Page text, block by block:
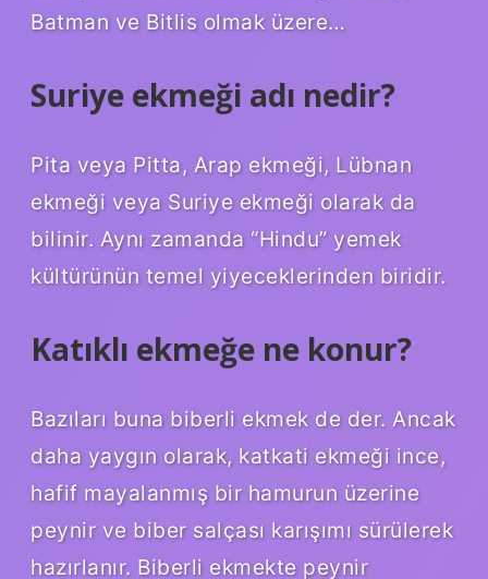
Batman ve Bitlis olmak üzere…
Suriye ekmeği adı nedir?
Pita veya Pitta, Arap ekmeği, Lübnan
ekmeği veya Suriye ekmeği olarak da
bilinir. Aynı zamanda “Hindu” yemek
kültürünün temel yiyeceklerinden biridir.
Katıklı ekmeğe ne konur?
Bazıları buna biberli ekmek de der. Ancak
daha yaygın olarak, katkati ekmeği ince,
hafif mayalanmış bir hamurun üzerine
peynir ve biber salçası karışımı sürülerek
hazırlanır. Biberli ekmekte peynir